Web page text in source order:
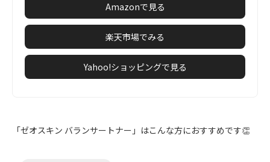
Amazonで見る
楽天市場でみる
Yahoo!ショッピングで見る
「ゼオスキン バランサートナー」はこんな方におすすめです👏